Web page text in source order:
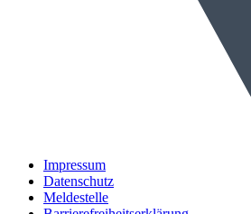
Impressum
Datenschutz
Meldestelle